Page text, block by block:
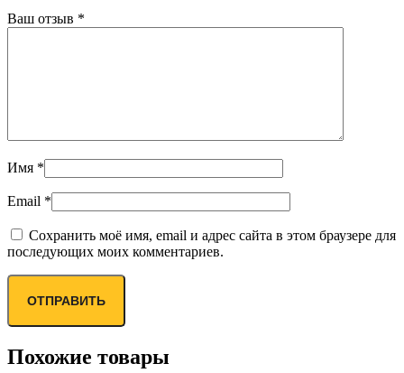
Ваш отзыв *
Имя *
Email *
Сохранить моё имя, email и адрес сайта в этом браузере для
последующих моих комментариев.
Похожие товары